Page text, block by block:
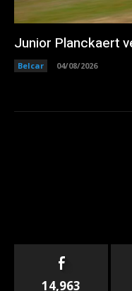
Junior Planckaert
Belcar 04/08/2026
14,963